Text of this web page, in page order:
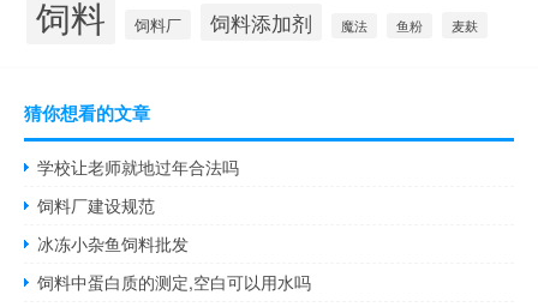
饲料 饲料厂 饲料添加剂 魔法 鱼粉 麦麸
猜你想看的文章
学校让老师就地过年合法吗
饲料厂建设规范
冰冻小杂鱼饲料批发
饲料中蛋白质的测定,空白可以用水吗